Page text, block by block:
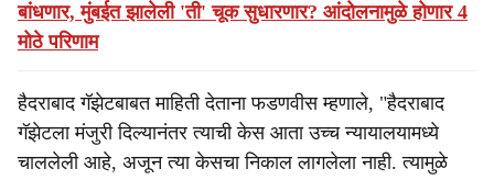
बांधणार, मुंबईत झालेली 'ती' चूक सुधारणार? आंदोलनामुळे होणार 4
मोठे परिणाम
हैदराबाद गॅझेटबाबत माहिती देताना फडणवीस म्हणाले, "हैदराबाद
गॅझेटला मंजुरी दिल्यानंतर त्याची केस आता उच्च न्यायालयामध्ये
चाललेली आहे, अजून त्या केसचा निकाल लागलेला नाही. त्यामुळे